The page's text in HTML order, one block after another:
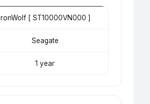
IronWolf [ ST10000VN000 ]
Seagate
1 year